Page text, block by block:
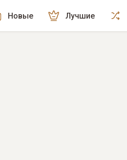
Новые Лучшие